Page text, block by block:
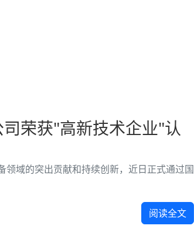
荣获"高新技术企业"认
域的突出贡献和持续创新，近日正式通过国
阅读全文